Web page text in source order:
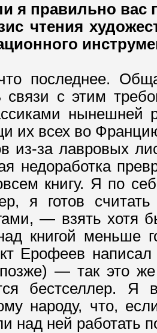
я правильно вас
чтения
последнее.
с этим
нынешней
их всех во
из-за лавровых
недоработка
книгу. Я по
я готов
— взять хотя
книгой меньше
Ерофеев
— так это
бестселлер.
народу, что,
над ней работать